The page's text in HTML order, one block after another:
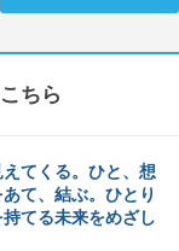
イブ公開中
ちら
てくる。ひと、想
て、結ぶ。ひとり
てる未来をめざし